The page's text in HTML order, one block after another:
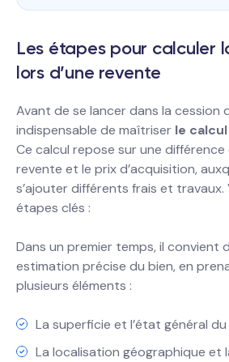
Les étapes pour calculer
lors d’une revente
Avant de se lancer dans la cession
indispensable de maîtriser le
Ce calcul repose sur une
revente et le prix d’acquisition,
s’ajouter différents frais et travaux.
étapes clés :
Dans un premier temps, il convient
estimation précise du bien, en
plusieurs éléments :
La superficie et l’état général
La localisation géographique et